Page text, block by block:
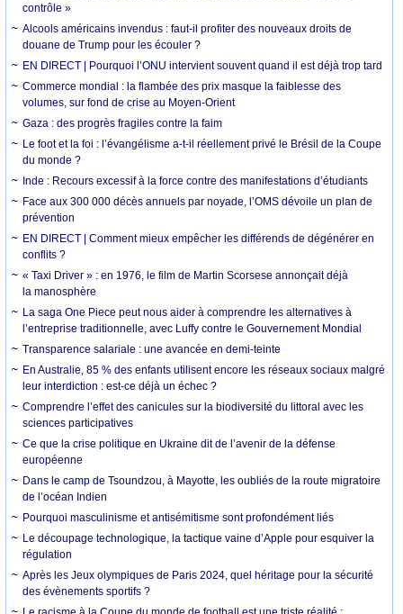
contrôle »
Alcools américains invendus : faut-il profiter des nouveaux droits de
douane de Trump pour les écouler ?
EN DIRECT | Pourquoi l’ONU intervient souvent quand il est déjà trop tard
Commerce mondial : la flambée des prix masque la faiblesse des
volumes, sur fond de crise au Moyen-Orient
Gaza : des progrès fragiles contre la faim
Le foot et la foi : l’évangélisme a-t-il réellement privé le Brésil de la Coupe
du monde ?
Inde : Recours excessif à la force contre des manifestations d’étudiants
Face aux 300 000 décès annuels par noyade, l’OMS dévoile un plan de
prévention
EN DIRECT | Comment mieux empêcher les différends de dégénérer en
conflits ?
« Taxi Driver » : en 1976, le film de Martin Scorsese annonçait déjà
la manosphère
La saga One Piece peut nous aider à comprendre les alternatives à
l’entreprise traditionnelle, avec Luffy contre le Gouvernement Mondial
Transparence salariale : une avancée en demi-teinte
En Australie, 85 % des enfants utilisent encore les réseaux sociaux malgré
leur interdiction : est-ce déjà un échec ?
Comprendre l’effet des canicules sur la biodiversité du littoral avec les
sciences participatives
Ce que la crise politique en Ukraine dit de l’avenir de la défense
européenne
Dans le camp de Tsoundzou, à Mayotte, les oubliés de la route migratoire
de l’océan Indien
Pourquoi masculinisme et antisémitisme sont profondément liés
Le découpage technologique, la tactique vaine d’Apple pour esquiver la
régulation
Après les Jeux olympiques de Paris 2024, quel héritage pour la sécurité
des évènements sportifs ?